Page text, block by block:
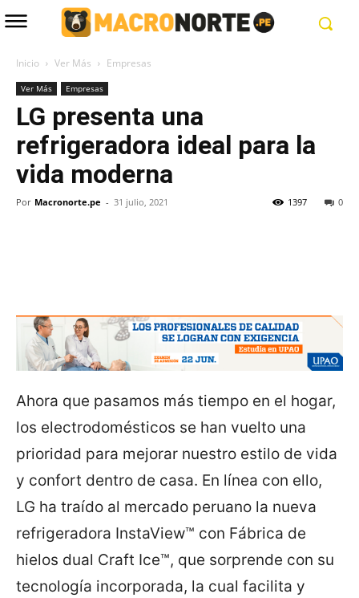
Inicio Ver Más Empresas
Ver Más Empresas
LG presenta una
refrigeradora ideal para la
vida moderna
Por Macronorte.pe - 31 julio, 2021 0
1397
Ahora que pasamos más tiempo en el hogar,
los electrodomésticos se han vuelto una
prioridad para mejorar nuestro estilo de vida
y confort dentro de casa. En línea con ello,
LG ha traído al mercado peruano la nueva
refrigeradora InstaView™ con Fábrica de
hielos dual Craft Ice™, que sorprende con su
tecnología incorporada, la cual facilita y